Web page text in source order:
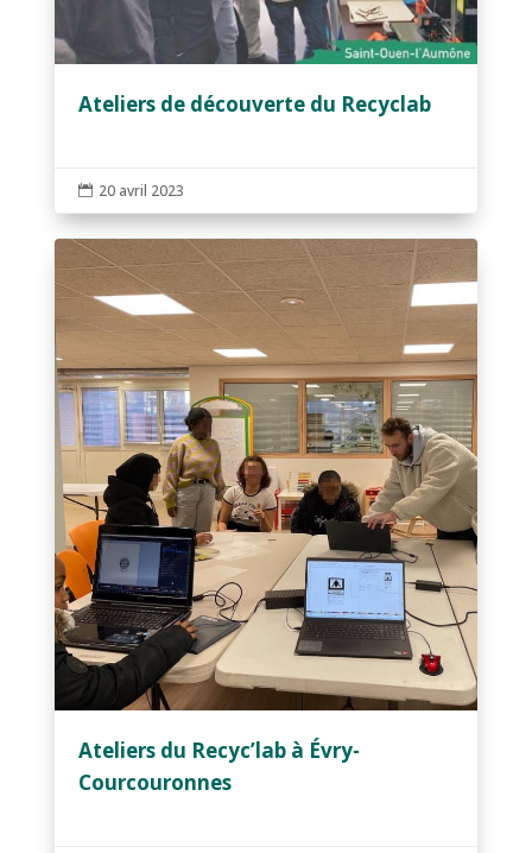
Ateliers de découverte du Recyclab
 20 avril 2023
Ateliers du Recyc’lab à Évry-
Courcouronnes